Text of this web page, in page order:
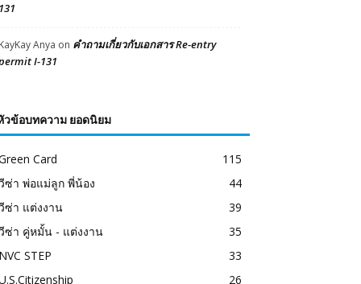
131
KayKay Anya on คำถามเกี่ยวกับเอกสาร Re-entry
I-131
วข้อบทความ ยอดนิยม
Card
115
ซ่า พ่อแม่ลูก พี่น้อง
44
ซ่า แต่งงาน
39
ซ่า คู่หมั้น - แต่งงาน
35
NVC STEP
33
26